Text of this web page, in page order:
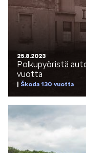
25.8.2023
Polkupyöristä
vuotta
Škoda 130 vuotta